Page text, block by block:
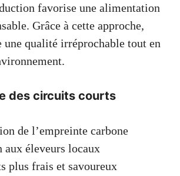
favorise une alimentation
Grâce à cette approche,
une qualité irréprochable tout en
des circuits courts
de l’empreinte carbone
aux éleveurs locaux
plus frais et savoureux